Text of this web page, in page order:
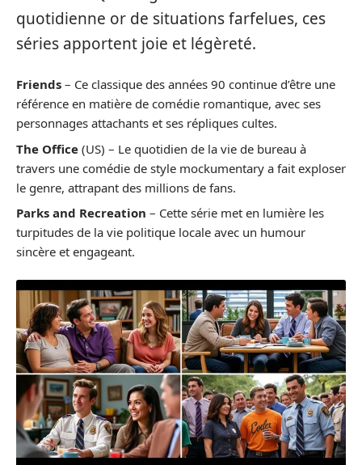
quotidienne or de situations farfelues, ces
séries apportent joie et légèreté.
Friends – Ce classique des années 90 continue d’être une
référence en matière de comédie romantique, avec ses
personnages attachants et ses répliques cultes.
The Office (US) – Le quotidien de la vie de bureau à
travers une comédie de style mockumentary a fait exploser
le genre, attrapant des millions de fans.
Parks and Recreation – Cette série met en lumière les
turpitudes de la vie politique locale avec un humour
sincère et engageant.